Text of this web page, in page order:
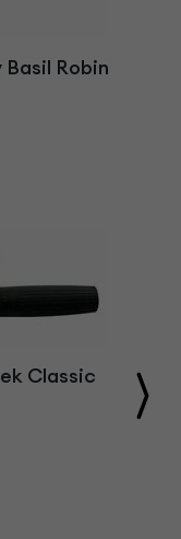
Robin
Classic